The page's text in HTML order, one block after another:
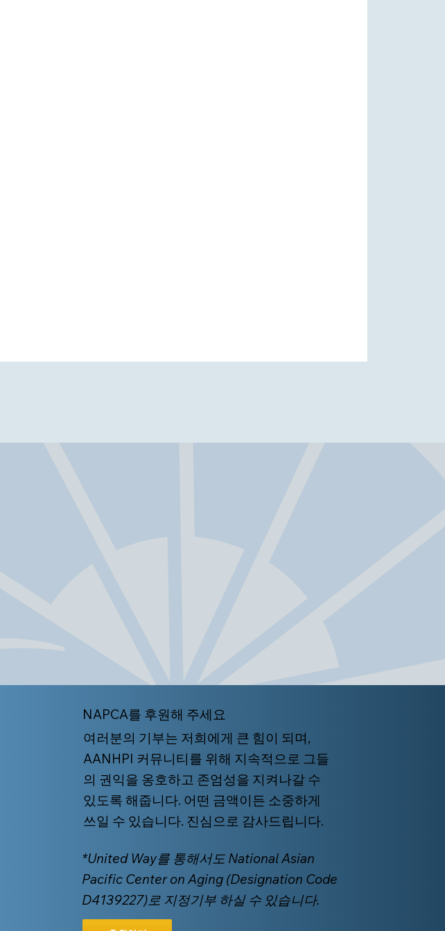
NAPCA를 후원해 주세요
여러분의 기부는 저희에게 큰 힘이 되며,
AANHPI 커뮤니티를 위해 지속적으로 그들
의 권익을 옹호하고 존엄성을 지켜나갈 수
있도록 해줍니다. 어떤 금액이든 소중하게
쓰일 수 있습니다. 진심으로 감사드립니다.
*United Way를 통해서도 National Asian
Pacific Center on Aging (Designation Code
D4139227)로 지정기부 하실 수 있습니다.